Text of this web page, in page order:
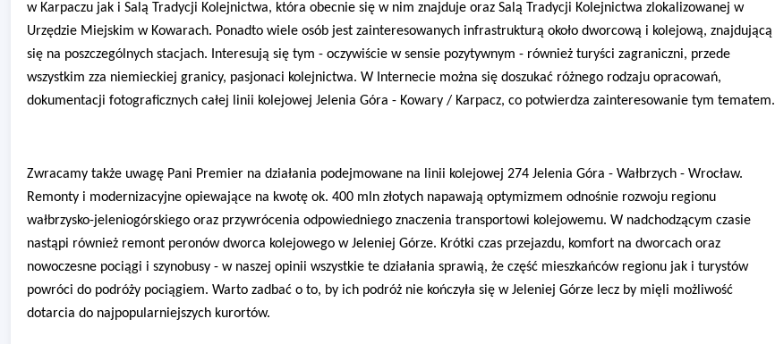
w Karpaczu jak i Salą Tradycji Kolejnictwa, która obecnie się w nim znajduje oraz Salą Tradycji Kolejnictwa zlokalizowanej w
Urzędzie Miejskim w Kowarach. Ponadto wiele osób jest zainteresowanych infrastrukturą około dworcową i kolejową, znajdującą
się na poszczególnych stacjach. Interesują się tym - oczywiście w sensie pozytywnym - również turyści zagraniczni, przede
wszystkim zza niemieckiej granicy, pasjonaci kolejnictwa. W Internecie można się doszukać różnego rodzaju opracowań,
dokumentacji fotograficznych całej linii kolejowej Jelenia Góra - Kowary / Karpacz, co potwierdza zainteresowanie tym tematem.
Zwracamy także uwagę Pani Premier na działania podejmowane na linii kolejowej 274 Jelenia Góra - Wałbrzych - Wrocław.
Remonty i modernizacyjne opiewające na kwotę ok. 400 mln złotych napawają optymizmem odnośnie rozwoju regionu
wałbrzysko-jeleniogórskiego oraz przywrócenia odpowiedniego znaczenia transportowi kolejowemu. W nadchodzącym czasie
nastąpi również remont peronów dworca kolejowego w Jeleniej Górze. Krótki czas przejazdu, komfort na dworcach oraz
nowoczesne pociągi i szynobusy - w naszej opinii wszystkie te działania sprawią, że część mieszkańców regionu jak i turystów
powróci do podróży pociągiem. Warto zadbać o to, by ich podróż nie kończyła się w Jeleniej Górze lecz by mięli możliwość
dotarcia do najpopularniejszych kurortów.